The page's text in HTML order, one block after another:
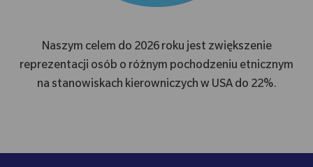
Naszym celem do 2026 roku jest zwiększenie
reprezentacji osób o różnym pochodzeniu etnicznym
na stanowiskach kierowniczych w USA do 22%.